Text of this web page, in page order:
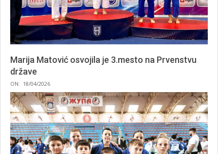
Marija Matović osvojila je 3.mesto na Prvenstvu
države
2026-
04-
18
ON: 18/04/2026